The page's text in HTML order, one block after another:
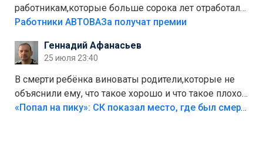
работникам,которые больше сорока лет отработали
на предприятии.
Работники АВТОВАЗа получат премии
Геннадий Афанасьев
25 июля 23:40
В смерти ребёнка виноваты родители,которые не
объяснили ему, что такое хорошо и что такое плохо!
Лезть через такой забор,верх безумия,есть же
«Попал на пику»: СК показал место, где был смертельно травмирован ребенок в Тольятти